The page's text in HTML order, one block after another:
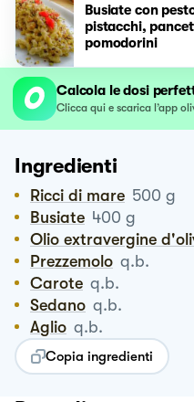
Busiate con
pistacchi,
pomodorini
Calcola le dosi
Clicca qui e scarica l’app
Ingredienti
Ricci di mare 500 g
Busiate 400 g
Olio extravergine
Prezzemolo q.b.
Carote q.b.
Sedano q.b.
Aglio q.b.
Copia ingredienti